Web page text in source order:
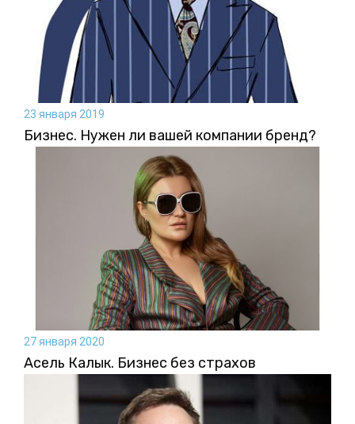
23 января 2019
Бизнес. Нужен ли вашей компании бренд?
27 января 2020
Асель Калык. Бизнес без страхов